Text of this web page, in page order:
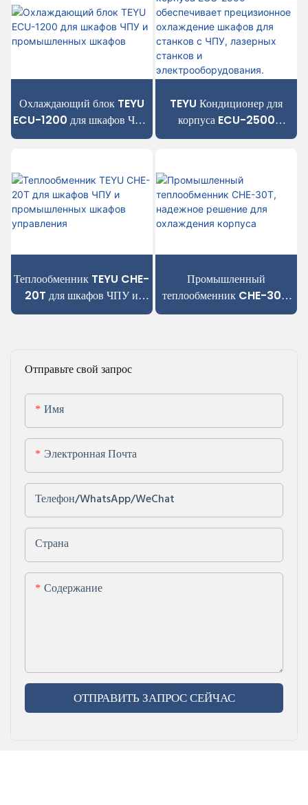
Отправьте свой запрос
Имя
Электронная Почта
Телефон/WhatsApp/WeChat
Страна
Содержание
ОТПРАВИТЬ ЗАПРОС СЕЙЧАС
Охлаждающий блок TEYU
ECU-1200 для шкафов ЧПУ
и промышленных шкафов
TEYU Кондиционер для
корпуса ECU-2500
обеспечивает прецизионное
станков и
электрооборудования.
Теплообменник TEYU CHE-
20T для шкафов ЧПУ и
промышленных шкафов
Промышленный
теплообменник CHE-30T,
надежное решение для